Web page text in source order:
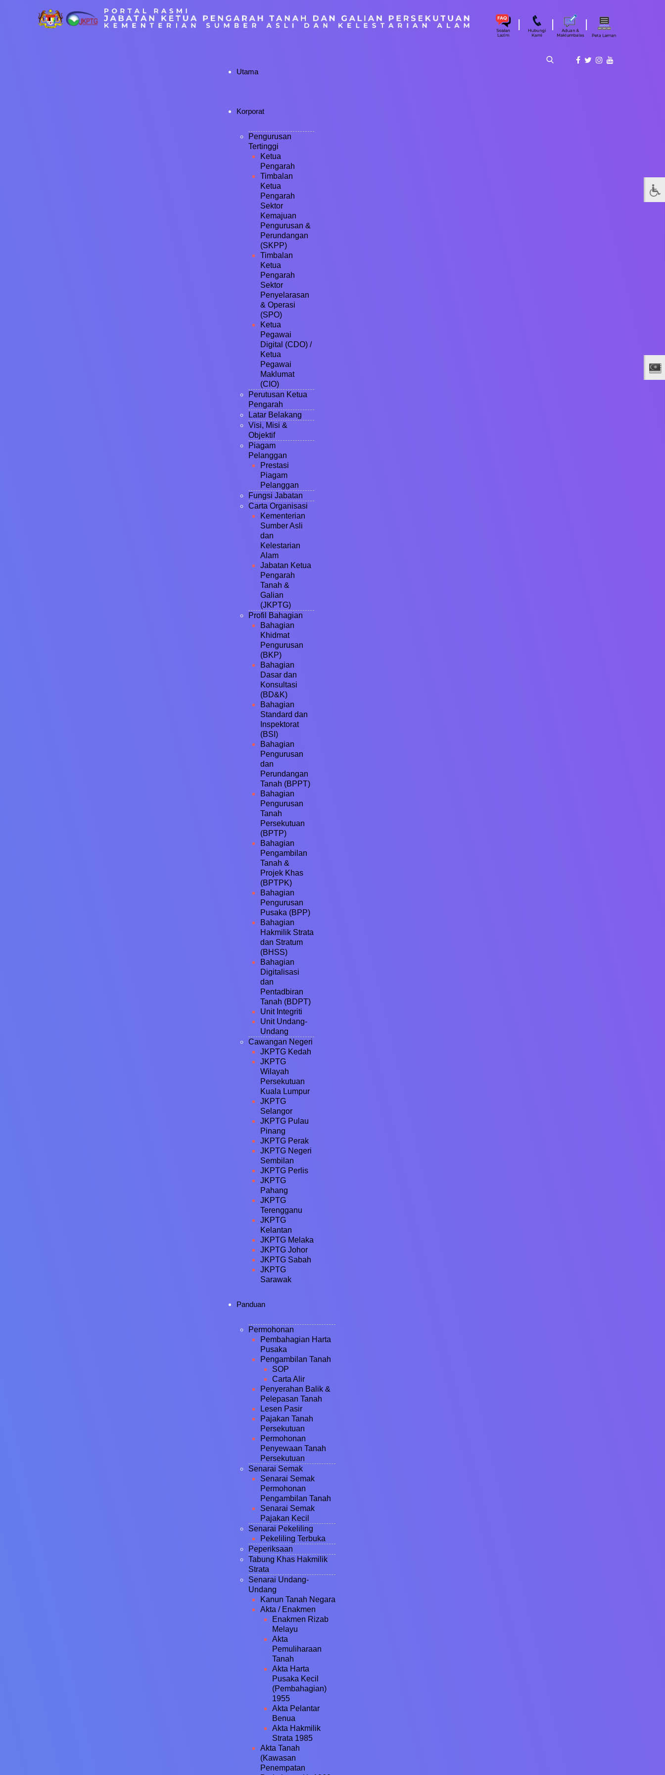
| | |
Utama
Korporat
Pengurusan
Tertinggi
Ketua
Pengarah
Timbalan
Ketua
Pengarah
Sektor
Kemajuan
Pengurusan &
Perundangan
(SKPP)
Timbalan
Ketua
Pengarah
Sektor
Penyelarasan
& Operasi
(SPO)
Ketua
Pegawai
Digital (CDO) /
Ketua
Pegawai
Maklumat
(CIO)
Perutusan Ketua
Pengarah
Latar Belakang
Visi, Misi &
Objektif
Piagam
Pelanggan
Prestasi
Piagam
Pelanggan
Fungsi Jabatan
Carta Organisasi
Kementerian
Sumber Asli
dan
Kelestarian
Alam
Jabatan Ketua
Pengarah
Tanah &
Galian
(JKPTG)
Profil Bahagian
Bahagian
Khidmat
Pengurusan
(BKP)
Bahagian
Dasar dan
Konsultasi
(BD&K)
Bahagian
Standard dan
Inspektorat
(BSI)
Bahagian
Pengurusan
dan
Perundangan
Tanah (BPPT)
Bahagian
Pengurusan
Tanah
Persekutuan
(BPTP)
Bahagian
Pengambilan
Tanah &
Projek Khas
(BPTPK)
Bahagian
Pengurusan
Pusaka (BPP)
Bahagian
Hakmilik Strata
dan Stratum
(BHSS)
Bahagian
Digitalisasi
dan
Pentadbiran
Tanah (BDPT)
Unit Integriti
Unit Undang-
Undang
Cawangan Negeri
JKPTG Kedah
JKPTG
Wilayah
Persekutuan
Kuala Lumpur
JKPTG
Selangor
JKPTG Pulau
Pinang
JKPTG Perak
JKPTG Negeri
Sembilan
JKPTG Perlis
JKPTG
Pahang
JKPTG
Terengganu
JKPTG
Kelantan
JKPTG Melaka
JKPTG Johor
JKPTG Sabah
JKPTG
Sarawak
Panduan
Permohonan
Pembahagian Harta
Pusaka
Pengambilan Tanah
SOP
Carta Alir
Penyerahan Balik &
Pelepasan Tanah
Lesen Pasir
Pajakan Tanah
Persekutuan
Permohonan
Penyewaan Tanah
Persekutuan
Senarai Semak
Senarai Semak
Permohonan
Pengambilan Tanah
Senarai Semak
Pajakan Kecil
Senarai Pekeliling
Pekeliling Terbuka
Peperiksaan
Tabung Khas Hakmilik
Strata
Senarai Undang-
Undang
Kanun Tanah Negara
Akta / Enakmen
Enakmen Rizab
Melayu
Akta
Pemuliharaan
Tanah
Akta Harta
Pusaka Kecil
(Pembahagian)
1955
Akta Pelantar
Benua
Akta Hakmilik
Strata 1985
Akta Tanah
(Kawasan
Penempatan